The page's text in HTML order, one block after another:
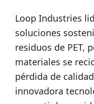
Loop Industries
soluciones
residuos de PET,
materiales se
pérdida de
innovadora